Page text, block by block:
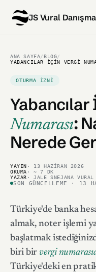
JS Vural
ANA SAYFA/BLOG/
YABANCILAR İÇIN VERGI
OTURMA İZNI
Yabancılar
Numarası:
Nerede
YAYIN · 13 HAZIRAN 2026
OKUMA · ~ 7 DK
YAZAR · JALE SNEJANA VURAL
SON GÜNCELLEME · 13
Türkiye'de banka
almak, noter işlemi
başlatmak
biri birvergi
Türkiye'deki en